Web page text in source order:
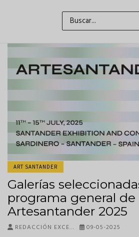
ART SANTANDER
Galerías
programa general de
Artesantander 2025
REDACCIÓN EXCE… 09-05-2025